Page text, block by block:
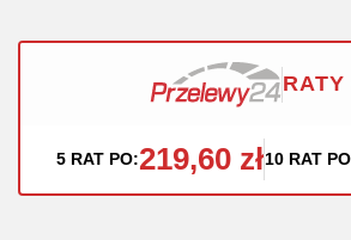
RATY
5 RAT PO:219,60 zł10 RAT